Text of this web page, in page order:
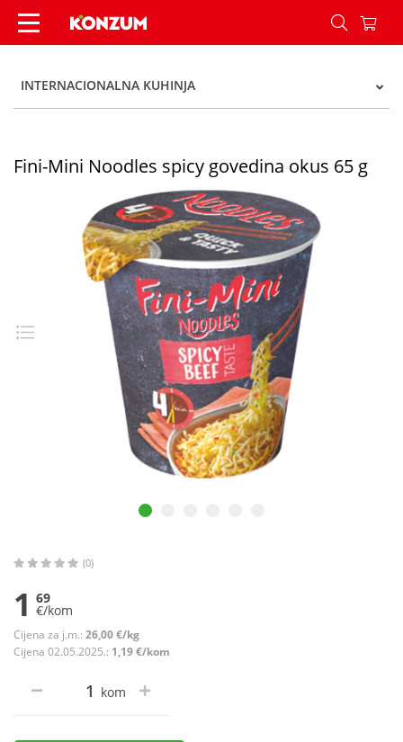
Fini-Mini Noodles spicy govedina okus 65 g -
INTERNACIONALNA KUHINJA
Fini-Mini Noodles spicy govedina okus 65 g
(0)
1 69
€/kom
Cijena za j.m.: 26,00 €/kg
Cijena 02.05.2025.: 1,19 €/kom
kom